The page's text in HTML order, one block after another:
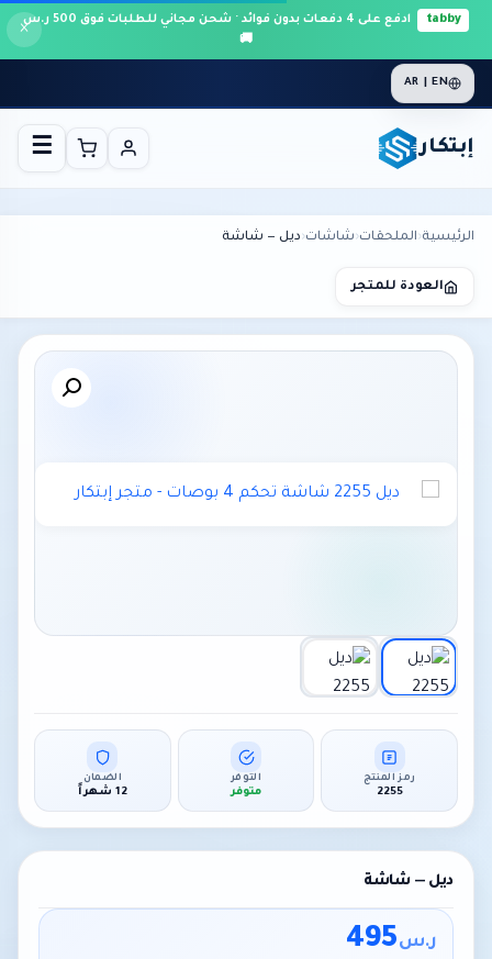
tabby
ادفع على 4 دفعات بدون فوائد · شحن مجاني للطلبات فوق 500 ر.س
🚚
×
AR | EN
إبتكار ☰
الرئيسية›الملحقات›شاشات›ديل — شاشة
العودة للمتجر
رمز المنتج
2255
التوفر
متوفر
الضمان
12 شهراً
ديل — شاشة
ر.س495